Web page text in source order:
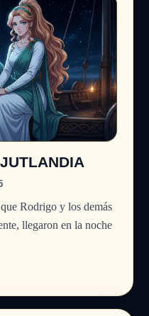
Rodrigo y los demás
llegaron en la noche